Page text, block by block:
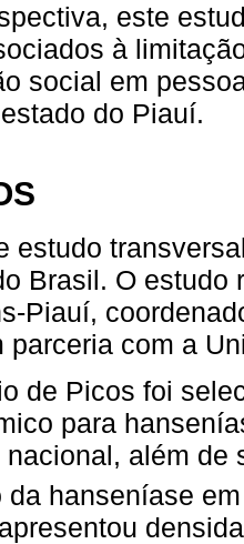
este
à
social em
do Piauí.
estudo
Brasil. O estudo
Piauí,
parceria com a
de Picos foi
para
nacional, além de
da hanseníase